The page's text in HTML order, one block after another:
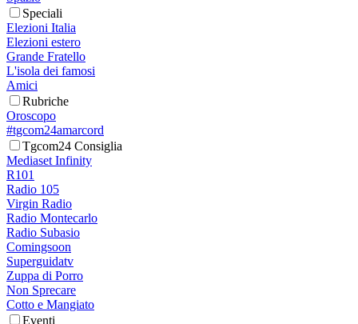
Speciali
Elezioni Italia
Elezioni estero
Grande Fratello
L'isola dei famosi
Amici
Rubriche
Oroscopo
#tgcom24amarcord
Tgcom24 Consiglia
Mediaset Infinity
R101
Radio 105
Virgin Radio
Radio Montecarlo
Radio Subasio
Comingsoon
Superguidatv
Zuppa di Porro
Non Sprecare
Cotto e Mangiato
Eventi